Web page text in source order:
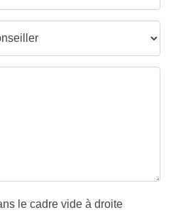
le cadre vide à droite